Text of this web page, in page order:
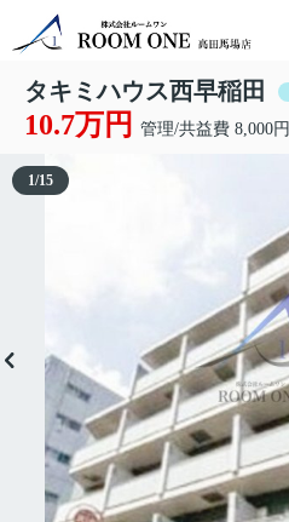
タキミハウス西早稲田
10.7万円 管理/共益費 8,000円
1/15